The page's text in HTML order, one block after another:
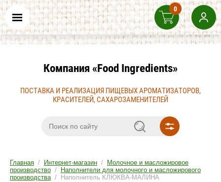
Компания «Food Ingredients»
ПОСТАВКА И РЕАЛИЗАЦИЯ ПИЩЕВЫХ АРОМАТИЗАТОРОВ,
КРАСИТЕЛЕЙ, САХАРОЗАМЕНИТЕЛЕЙ
Главная / Интернет-магазин / Молочное и масложировое
производство / Наполнители для молочного и масложирового
производства / Наполнитель КЛЮКВА-МАЛИНА
0